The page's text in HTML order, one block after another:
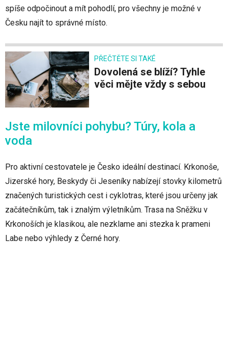
spíše odpočinout a mít pohodlí, pro všechny je možné v
Česku najít to správné místo.
PŘEČTĚTE SI TAKÉ
Dovolená se blíží? Tyhle
věci mějte vždy s sebou
Jste milovníci pohybu? Túry, kola a
voda
Pro aktivní cestovatele je Česko ideální destinací. Krkonoše,
Jizerské hory, Beskydy či Jeseníky nabízejí stovky kilometrů
značených turistických cest i cyklotras, které jsou určeny jak
začátečníkům, tak i znalým výletníkům. Trasa na Sněžku v
Krkonoších je klasikou, ale nezklame ani stezka k prameni
Labe nebo výhledy z Černé hory.